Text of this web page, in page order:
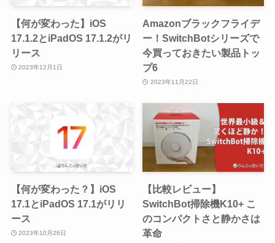
【何が変わった】iOS
17.1.2とiPadOS 17.1.2がリ
リース
2023年12月1日
Amazonブラックフライデ
ー！SwitchBotシリーズで
今買っておきたい製品トッ
プ6
2023年11月22日
【何が変わった？】iOS
17.1とiPadOS 17.1がリリ
ース
2023年10月26日
【比較レビュー】
SwitchBot掃除機K10+ こ
のコンパクトさと静かさは
革命